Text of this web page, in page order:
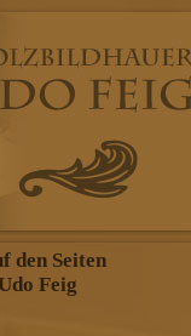
den Seiten
Feig